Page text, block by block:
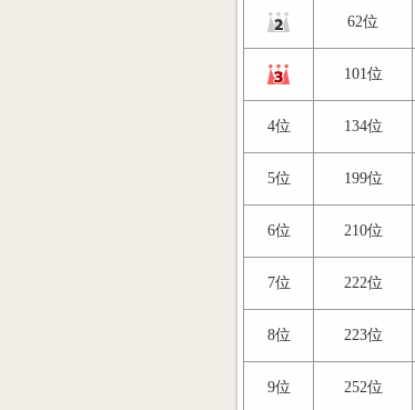
62位
101位
4位 134位
5位 199位
6位 210位
7位 222位
8位 223位
9位 252位